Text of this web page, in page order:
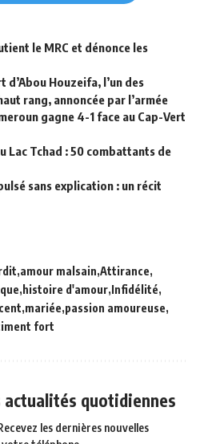
le MRC et dénonce les
d’Abou Houzeifa, l’un des
rang, annoncée par l’armée
gagne 4-1 face au Cap-Vert
Lac Tchad : 50 combattants de
sans explication : un récit
amour malsain Attirance
histoire d'amour Infidélité
mariée passion amoureuse
fort
actualités quotidiennes
les dernières nouvelles